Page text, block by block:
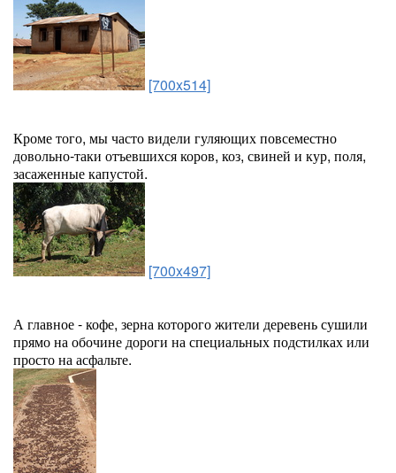
[700x514]
Кроме того, мы часто видели гуляющих повсеместно
довольно-таки отъевшихся коров, коз, свиней и кур, поля,
засаженные капустой.
[700x497]
А главное - кофе, зерна которого жители деревень сушили
прямо на обочине дороги на специальных подстилках или
просто на асфальте.